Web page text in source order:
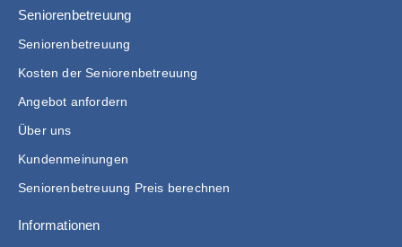
Seniorenbetreuung
Seniorenbetreuung
Kosten der Seniorenbetreuung
Angebot anfordern
Über uns
Kundenmeinungen
Seniorenbetreuung Preis berechnen
Informationen